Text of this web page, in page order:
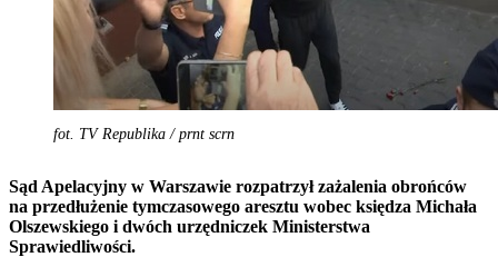
fot. TV Republika / prnt scrn
Sąd Apelacyjny w Warszawie rozpatrzył zażalenia obrońców
na przedłużenie tymczasowego aresztu wobec księdza Michała
Olszewskiego i dwóch urzędniczek Ministerstwa
Sprawiedliwości.